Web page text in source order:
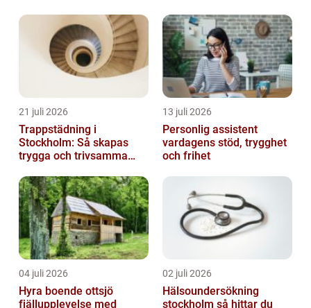
bränslen och &o...
21 juli 2026
Trappstädning i
Stockholm: Så skapas
trygga och trivsamma
13 juli 2026
Personlig assistent
vardagens stöd, trygghet
och frihet
04 juli 2026
Hyra boende ottsjö
fjällupplevelse med
02 juli 2026
Hälsoundersökning
stockholm så hittar du